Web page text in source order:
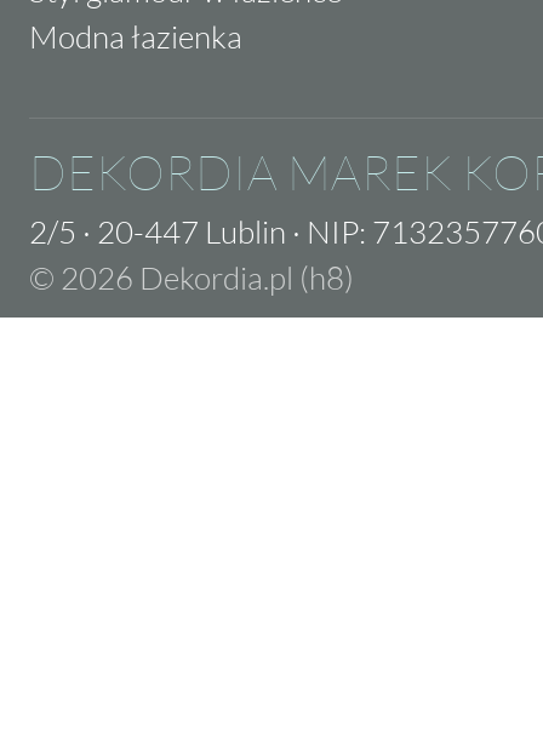
Modna łazienka
DEKORDIA MAREK
2/5 · 20-447 Lublin · NIP:
© 2026 Dekordia.pl (h8)